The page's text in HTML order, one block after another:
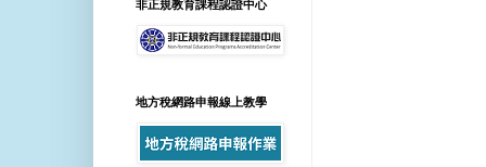
非正規教育課程認證中心
地方稅網路申報線上教學